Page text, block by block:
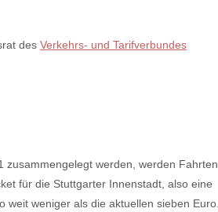
des Verkehrs- und Tarifverbundes
zusammengelegt werden, werden Fahrten
für die Stuttgarter Innenstadt, also eine
weniger als die aktuellen sieben Euro.